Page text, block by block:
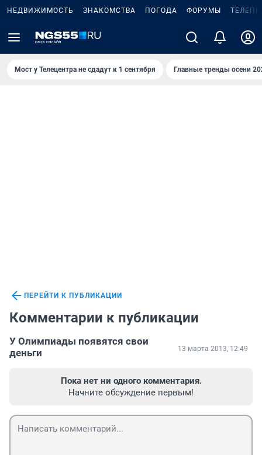
НЕДВИЖИМОСТЬ ЗНАКОМСТВА ПОГОДА ФОРУМЫ
Мост у Телецентра не сдадут к 1 сентября Главные тренды осени
ПЕРЕЙТИ К ПУБЛИКАЦИИ
Комментарии к публикации
У Олимпиады появятся свои
деньги
13 марта 2013, 12:49
Пока нет ни одного комментария.
Начните обсуждение первым!